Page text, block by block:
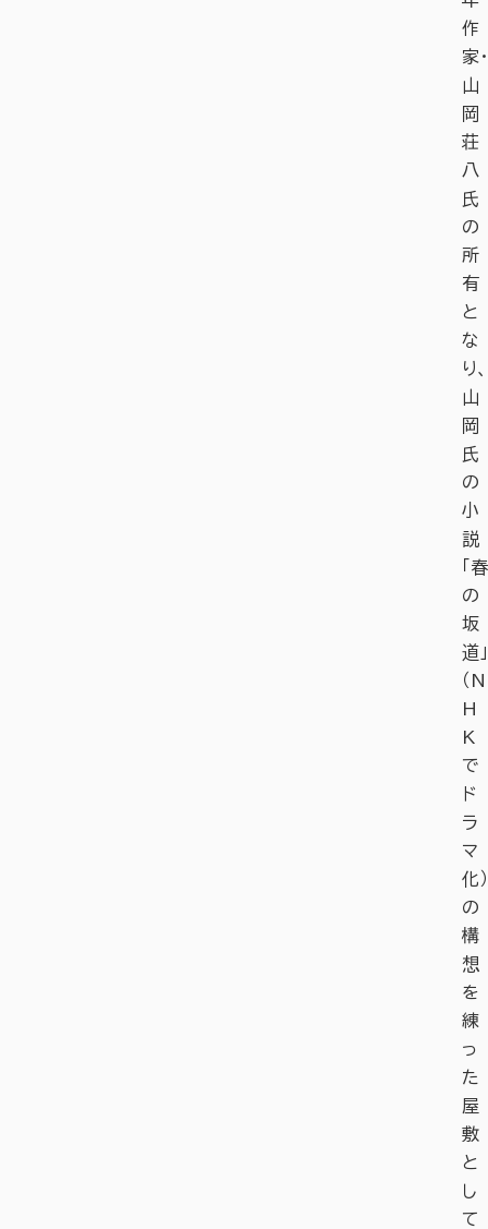
作
家・
山
岡
荘
八
氏
の
所
有
と
な
り、
山
岡
氏
の
小
説
「春
の
坂
道」
（N
H
K
で
ド
ラ
マ
化）
の
構
想
を
練
っ
た
屋
敷
と
し
て